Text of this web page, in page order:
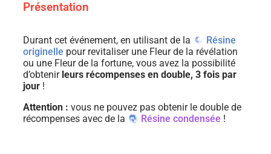
Présentation
Durant cet événement, en utilisant de la
Résine
originelle pour revitaliser une Fleur de la révélation
ou une Fleur de la fortune, vous avez la possibilité
d’obtenir leurs récompenses en double, 3 fois par
jour !
Attention : vous ne pouvez pas obtenir le double de
récompenses avec de la
Résine condensée !